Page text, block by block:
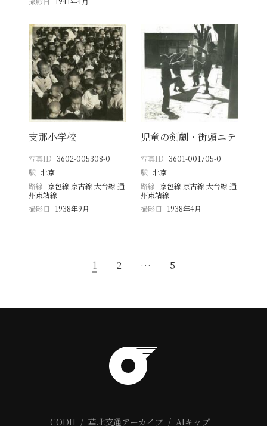
支那小学校
写真ID 3602-005308-0
駅 北京
路線 京包線 京古線 大台線 通
州東站線
撮影日
1938年9月
児童の剣劇・街頭ニテ
写真ID 3601-001705-0
駅 北京
路線 京包線 京古線 大台線 通
州東站線
撮影日
1938年4月
1 2 … 5
CODH 華北交通アーカイブ AIキャプ